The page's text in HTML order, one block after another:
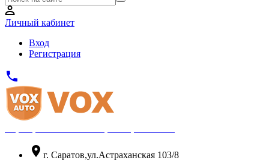
Личный кабинет
Вход
Регистрация
phone
location_on г. Саратов,ул.Астраханская 103/8